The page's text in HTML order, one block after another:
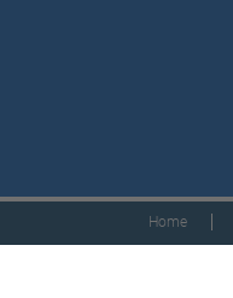
Home